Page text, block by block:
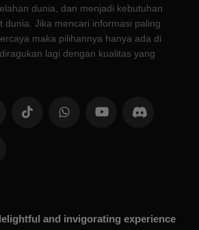
dunia, dan menjadi kebutuhan
dunia. Jika mencari informasi paling
maka pilihannya hanya ada di
lagi dengan kualitas yang
and invigorating experience